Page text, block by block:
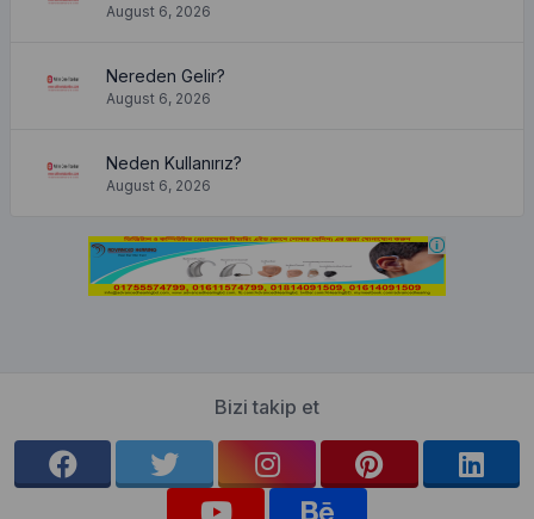
August 6, 2026
Nereden Gelir?
August 6, 2026
Neden Kullanırız?
August 6, 2026
Bizi takip et